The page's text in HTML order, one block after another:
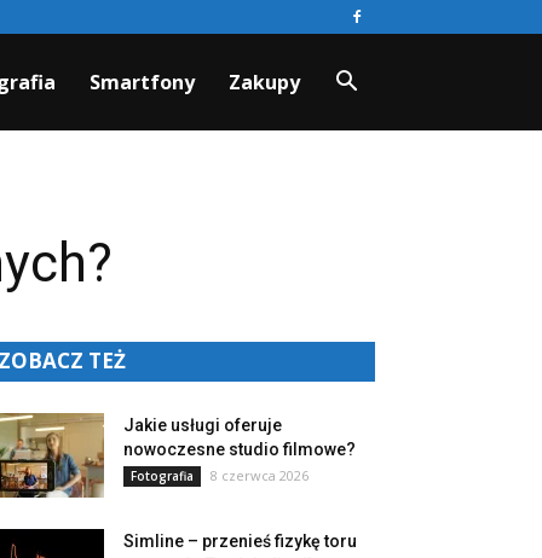
Smartfony Zakupy
ZOBACZ TEŻ
Jakie usługi oferuje
nowoczesne studio filmowe?
Fotografia 8 czerwca 2026
Simline – przenieś fizykę toru